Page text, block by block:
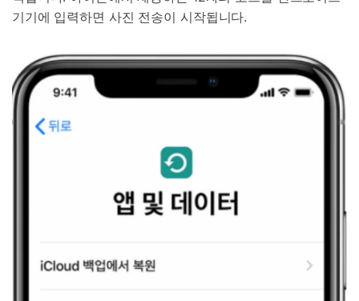
기기에 입력하면 사진 전송이 시작됩니다.